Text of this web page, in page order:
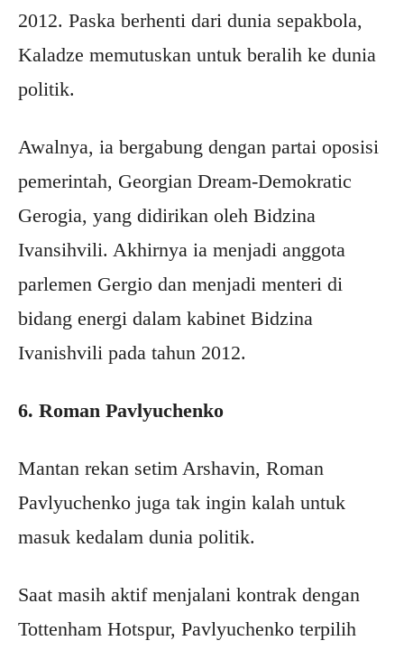
2012. Paska berhenti dari dunia sepakbola,
Kaladze memutuskan untuk beralih ke dunia
politik.
Awalnya, ia bergabung dengan partai oposisi
pemerintah, Georgian Dream-Demokratic
Gerogia, yang didirikan oleh Bidzina
Ivansihvili. Akhirnya ia menjadi anggota
parlemen Gergio dan menjadi menteri di
bidang energi dalam kabinet Bidzina
Ivanishvili pada tahun 2012.
6. Roman Pavlyuchenko
Mantan rekan setim Arshavin, Roman
Pavlyuchenko juga tak ingin kalah untuk
masuk kedalam dunia politik.
Saat masih aktif menjalani kontrak dengan
Tottenham Hotspur, Pavlyuchenko terpilih